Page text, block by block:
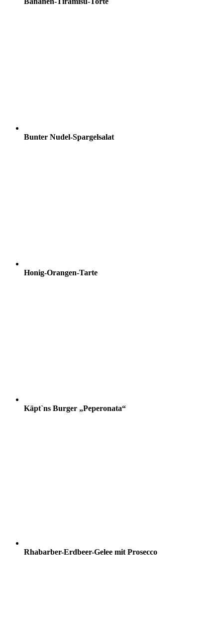
Bunter Nudel-Spargelsalat
Honig-Orangen-Tarte
Käpt`ns Burger „Peperonata“
Rhabarber-Erdbeer-Gelee mit Prosecco